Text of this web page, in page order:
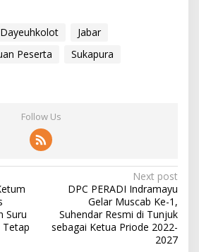
Dayeuhkolot
Jabar
Peserta
Sukapura
Follow Us
Suru
Tetap
Next post
DPC PERADI Indramayu
Gelar Muscab Ke-1,
Suhendar Resmi di Tunjuk
sebagai Ketua Priode 2022-
2027